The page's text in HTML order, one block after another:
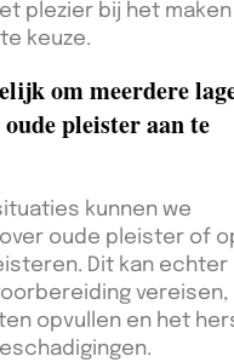
plezier bij het maken
keuze.
om meerdere
pleister aan te
kunnen we
oude pleister of
Dit kan echter
vereisen,
opvullen en het